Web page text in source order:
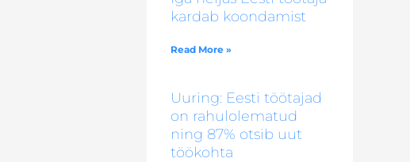
kardab koondamist
Read More »
Uuring: Eesti töötajad
on rahulolematud
ning 87% otsib uut
töökohta